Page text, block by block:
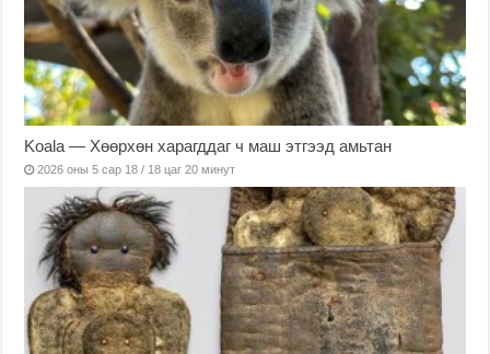
Koala — Хөөрхөн харагддаг ч маш этгээд амьтан
2026 оны 5 сар 18 / 18 цаг 20 минут